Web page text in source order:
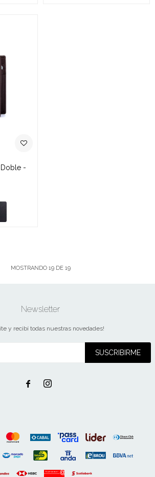
-
MOSTRANDO 19DE 19
Newsletter
y recibí todas nuestras novedades!
SUSCRIBIRME
 